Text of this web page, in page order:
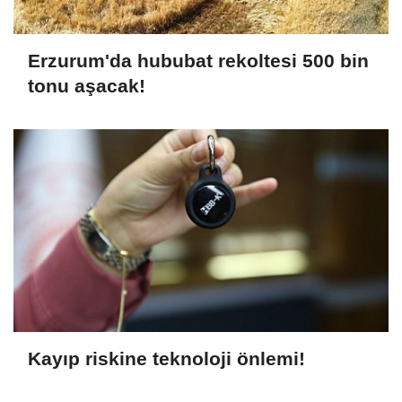
Erzurum'da hububat rekoltesi 500 bin
tonu aşacak!
Kayıp riskine teknoloji önlemi!